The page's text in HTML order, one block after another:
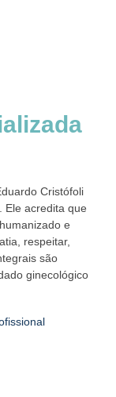
Cristófoli
Ele acredita que
e
respeitar,
são
ginecológico